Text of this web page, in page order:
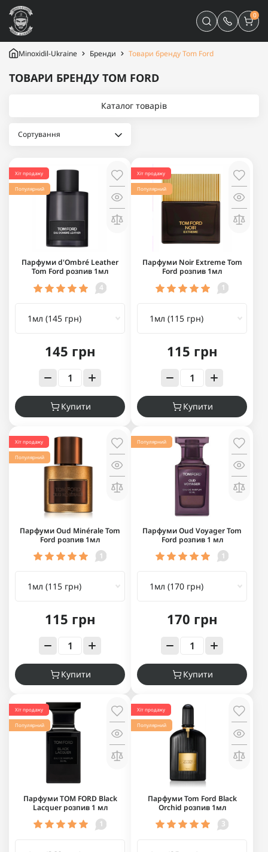
0
Minoxidil-Ukraine Бренди Товари бренду Tom Ford
ТОВАРИ БРЕНДУ TOM FORD
Каталог товарів
Хіт продажу
Популярний
Парфуми d'Ombré Leather
Tom Ford розпив 1мл
4
145 грн
Купити
Хіт продажу
Популярний
Парфуми Noir Extreme Tom
Ford розпив 1мл
1
115 грн
Купити
Хіт продажу
Популярний
Парфуми Oud Minérale Tom
Ford розпив 1мл
1
115 грн
Купити
Популярний
Парфуми Oud Voyager Tom
Ford розпив 1 мл
1
170 грн
Купити
Хіт продажу
Популярний
Парфуми TOM FORD Black
Lacquer розпив 1 мл
1
Хіт продажу
Популярний
Парфуми Tom Ford Black
Orchid розпив 1мл
3